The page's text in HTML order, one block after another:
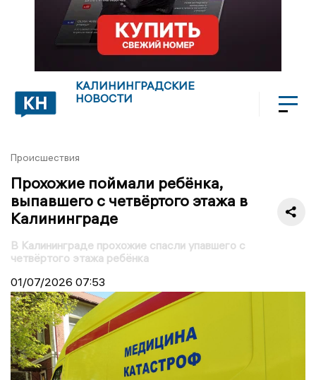
КАЛИНИНГРАДСКИЕ
НОВОСТИ
Происшествия
Прохожие поймали ребёнка,
выпавшего с четвёртого этажа в
Калининграде
В Калининграде прохожие спасли упавшего с
четвёртого этажа ребёнка
01/07/2026 07:53